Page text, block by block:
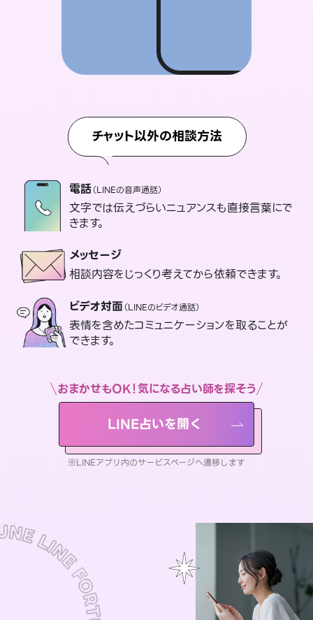
チャット以外の相談方法
電話（LINEの音声通話）
文字では伝えづらいニュアンスも直接言葉にで
きます。
メッセージ
相談内容をじっくり考えてから依頼できます。
ビデオ対面（LINEのビデオ通話）
表情を含めたコミュニケーションを取ることが
できます。
おまかせもOK！気になる占い師を探そう
LINE占いを開く
※LINEアプリ内のサービスページへ遷移します